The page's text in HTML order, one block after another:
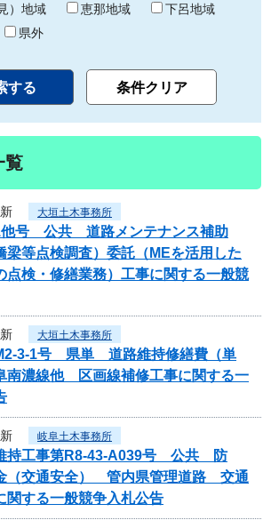
）地域
恵那地域
下呂地域
県外
覧
大垣土木事務所
他号 公共 道路メンテナンス補助
梁等点検調査）委託（MEを活用した
点検・修繕業務）工事に関する一般競
大垣土木事務所
3-1号 県単 道路維持修繕費（単
南濃線他 区画線補修工事に関する一
岐阜土木事務所
維持工事第R8-43-A039号 公共 防
（交通安全） 管内県管理道路 交通
関する一般競争入札公告